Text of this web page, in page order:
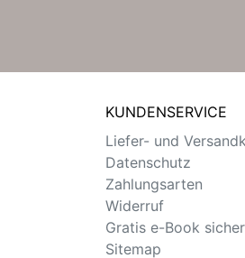
KUNDENSERVICE
Liefer- und
Datenschutz
Zahlungsarten
Widerruf
Gratis e-Book
Sitemap